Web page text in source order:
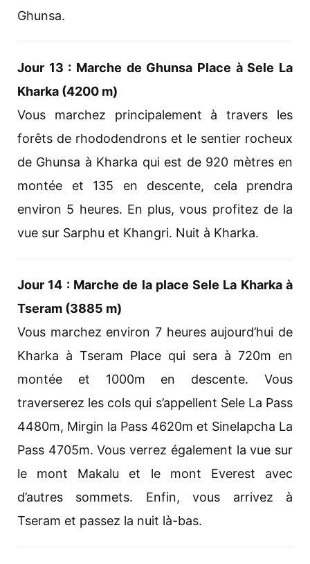
Ghunsa.
Jour 13 : Marche de Ghunsa Place à Sele La
Kharka (4200 m)
Vous marchez principalement à travers les
forêts de rhododendrons et le sentier rocheux
de Ghunsa à Kharka qui est de 920 mètres en
montée et 135 en descente, cela prendra
environ 5 heures. En plus, vous profitez de la
vue sur Sarphu et Khangri. Nuit à Kharka.
Jour 14 : Marche de la place Sele La Kharka à
Tseram (3885 m)
Vous marchez environ 7 heures aujourd’hui de
Kharka à Tseram Place qui sera à 720m en
montée et 1000m en descente. Vous
traverserez les cols qui s’appellent Sele La Pass
4480m, Mirgin la Pass 4620m et Sinelapcha La
Pass 4705m. Vous verrez également la vue sur
le mont Makalu et le mont Everest avec
d’autres sommets. Enfin, vous arrivez à
Tseram et passez la nuit là-bas.